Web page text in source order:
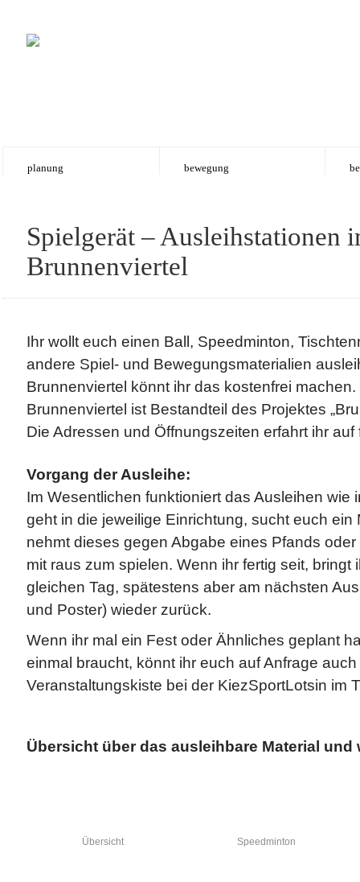
planung bewegung
Spielgerät – Ausleihstationen
Brunnenviertel
Ihr wollt euch einen Ball, Speedminton,
andere Spiel- und Bewegungsmaterialien
Brunnenviertel könnt ihr das kostenfrei
Brunnenviertel ist Bestandteil des Projektes
Die Adressen und Öffnungszeiten erfahrt ihr
Vorgang der Ausleihe:
Im Wesentlichen funktioniert das Ausleihen wie
geht in die jeweilige Einrichtung, sucht euch ein
nehmt dieses gegen Abgabe eines Pfands
mit raus zum spielen. Wenn ihr fertig seit, bringt
gleichen Tag, spätestens aber am nächsten
und Poster) wieder zurück.
Wenn ihr mal ein Fest oder Ähnliches geplant
einmal braucht, könnt ihr euch auf Anfrage auch
Veranstaltungskiste bei der KiezSportLotsin im
Übersicht über das ausleihbare Material und
Übersicht Speedminton